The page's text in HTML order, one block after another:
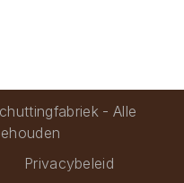
- Alle
Privacybeleid